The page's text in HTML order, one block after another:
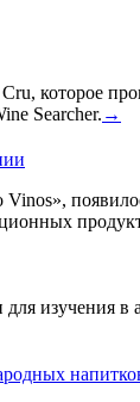
которое
Searcher. →
изучения